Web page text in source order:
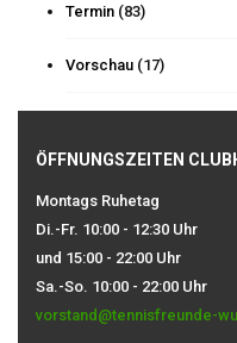
Termin (83)
Vorschau (17)
ÖFFNUNGSZEITEN
Montags Ruhetag
Di.-Fr. 10:00 - 12:30 Uhr
und 15:00 - 22:00 Uhr
Sa.-So. 10:00 - 22:00 Uhr
vorstand@tennisfreunde-